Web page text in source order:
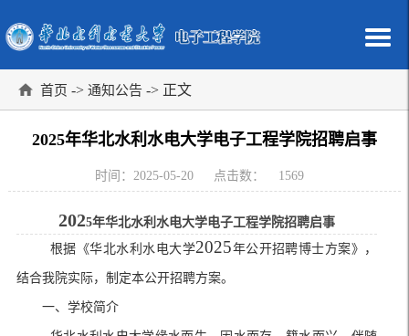
首页 -> 通知公告 -> 正文
2025年华北水利水电大学电子工程学院招聘启事
时间：2025-05-20 点击数： 1569
2025年华北水利水电大学电子工程学院招聘启事
根据 《华北水利水电大学2025年公开招聘博士方案》，
结合我院实际，制定本公开招聘方案。
一、学校简介